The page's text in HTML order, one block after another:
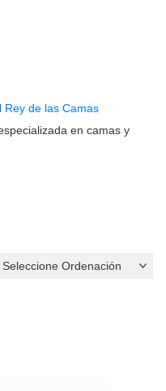
Rey de las Camas
en camas y